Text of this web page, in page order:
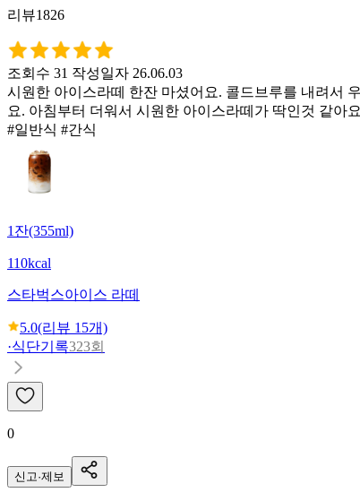
리뷰1826
조회수 31 작성일자 26.06.03
시원한 아이스라떼 한잔 마셨어요. 콜드브루를 내려서
요. 아침부터 더워서 시원한 아이스라떼가 딱인것 같아
#일반식 #간식
1잔(355ml)
110kcal
스타벅스아이스 라떼
5.0(리뷰 15개)
·식단기록323회
0
신고·제보